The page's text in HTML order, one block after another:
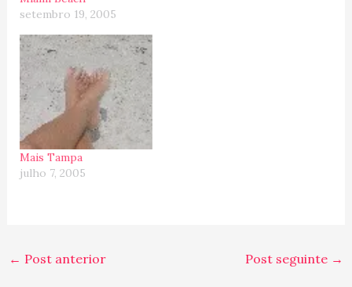
setembro 19, 2005
Mais Tampa
julho 7, 2005
← Post anterior Post seguinte →